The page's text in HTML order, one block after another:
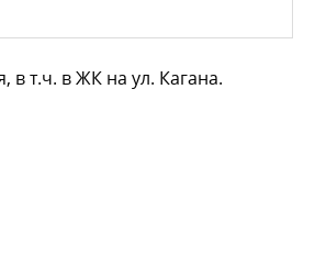
т.ч. в ЖК на ул. Кагана.